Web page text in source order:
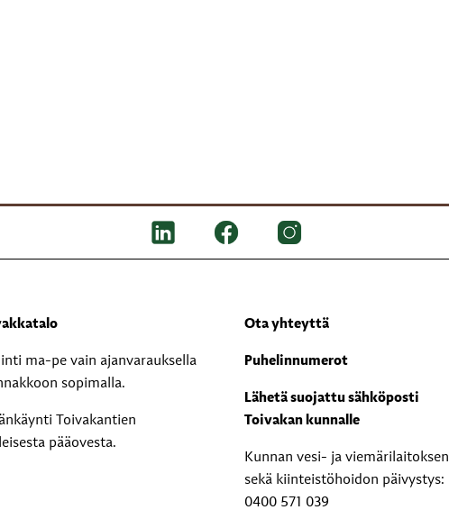
ma-pe vain ajanvarauksella
sopimalla.
Toivakantien
pääovesta.
Ota yhteyttä
Puhelinnumerot
Lähetä suojattu sähköposti
Toivakan kunnalle
Kunnan vesi- ja viemärilaitoksen
sekä kiinteistöhoidon päivystys:
0400 571 039